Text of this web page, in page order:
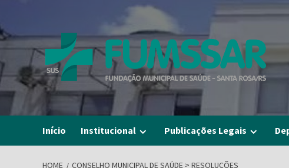
content
Início Institucional Publicações Legais
HOME CONSELHO MUNICIPAL DE SAÚDE > RESOLUÇÕES